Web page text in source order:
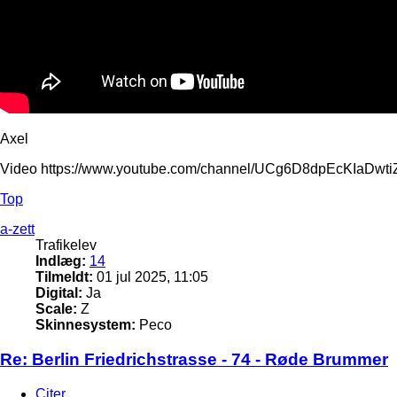
Axel
Video https://www.youtube.com/channel/
Top
a-zett
Trafikelev
Indlæg: 14
Tilmeldt: 01 jul 2025, 11:05
Digital: Ja
Scale: Z
Skinnesystem: Peco
Re: Berlin Friedrichstrasse - 74 - Røde Brummer
Citer